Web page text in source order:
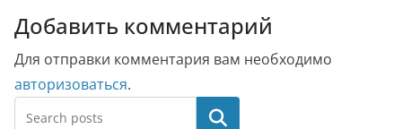
Добавить комментарий
Для отправки комментария вам необходимо
авторизоваться.
Поиск